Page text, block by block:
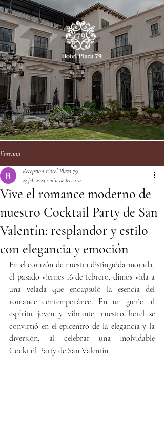
Entrada
Vive el romance moderno de
nuestro Cocktail Party de San
Valentín: resplandor y estilo
con elegancia y emoción
Recepcion Hotel Plaza 79
23 feb 20241 min de lectura
En el corazón de nuestra distinguida morada,
el pasado viernes 16 de febrero, dimos vida a
una velada que encapsuló la esencia del
romance contemporáneo. En un guiño al
espíritu joven y vibrante, nuestro hotel se
convirtió en el epicentro de la elegancia y la
diversión, al celebrar una inolvidable
Cocktail Party de San Valentín.